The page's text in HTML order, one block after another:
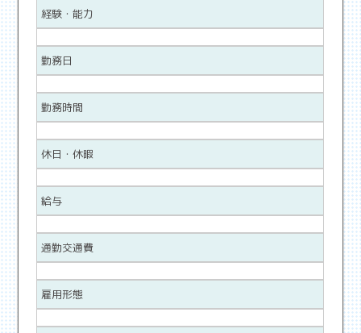
経験・能力
勤務日
勤務時間
休日・休暇
給与
通勤交通費
雇用形態